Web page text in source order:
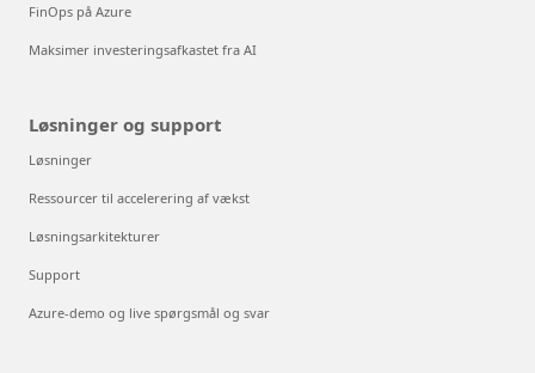
FinOps på Azure
Maksimer investeringsafkastet fra AI
Løsninger og support
Løsninger
Ressourcer til accelerering af vækst
Løsningsarkitekturer
Support
Azure-demo og live spørgsmål og svar